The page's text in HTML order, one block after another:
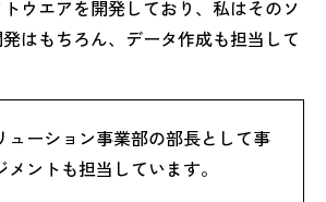
ウエアを開発しており、私はそのソ
はもちろん、データ作成も担当して
ューション事業部の部長として事
ントも担当しています。